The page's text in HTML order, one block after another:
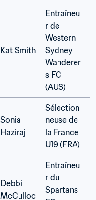
Kat Smith
Entraîneu
r de
Western
Sydney
Wanderer
s FC
(AUS)
Sonia
Haziraj
Sélection
neuse de
la France
U19 (FRA)
Debbi
McCulloc
Entraîneu
r du
Spartans